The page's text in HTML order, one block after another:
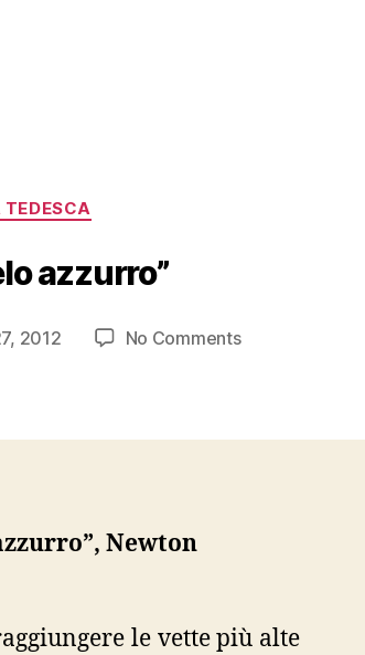
azzurro”
2012 No Commentson
Newton
le vette più alte